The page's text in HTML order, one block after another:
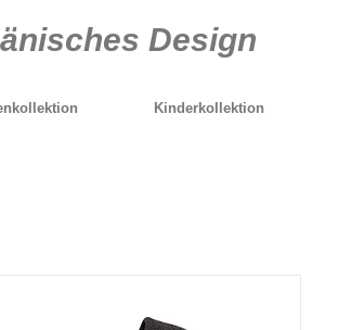
Design
Kinderkollektion